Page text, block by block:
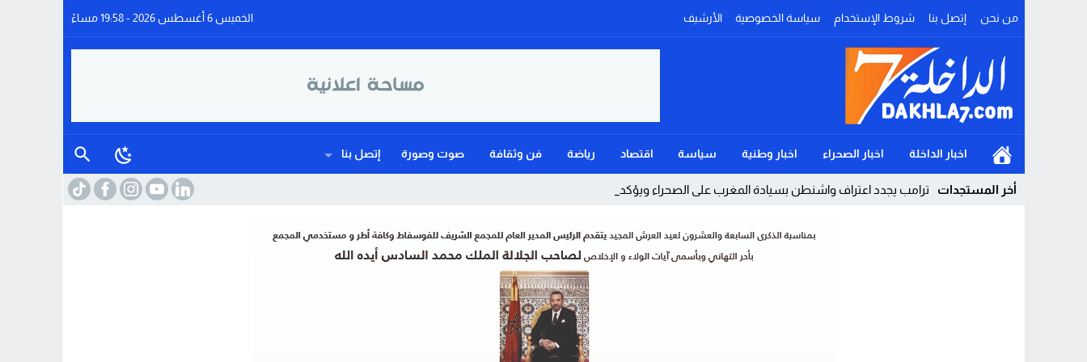
من نحن إتصل بنا شروط الإستخدام سياسة الخصوصية الأرشيف الخميس 6 أغسطس 2026 - 19:58 مساءً
اخبار الداخلة اخبار الصحراء اخبار وطنية سياسة اقتصاد رياضة فن وثقافة صوت وصورة إتصل بنا
أخر المستجدات ترامب يجدد اعتراف واشنطن بسيادة المغرب على الصحراء ويؤكد: الحكم الذا_